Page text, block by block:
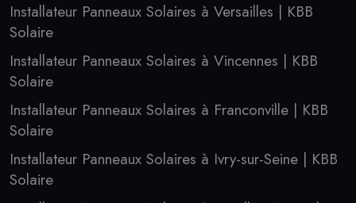
Installateur Panneaux Solaires à Versailles | KBB
Solaire
Installateur Panneaux Solaires à Vincennes | KBB
Solaire
Installateur Panneaux Solaires à Franconville | KBB
Solaire
Installateur Panneaux Solaires à Ivry-sur-Seine | KBB
Solaire